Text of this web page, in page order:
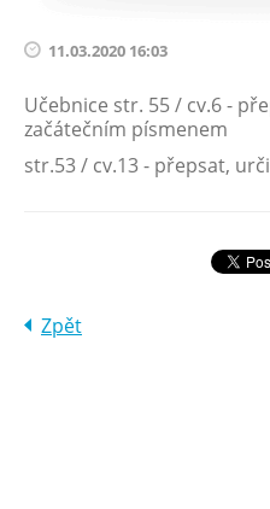
11.03.2020 16:03
Učebnice str. 55 / cv.6 -
začátečním písmenem
str.53 / cv.13 - přepsat,
Zpět